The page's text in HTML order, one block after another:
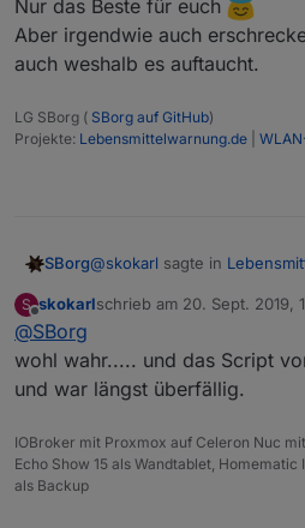
Nur das Beste für euch
Aber irgendwie auch
auch weshalb es auftaucht.
LG SBorg ( SBorg auf GitHub)
Projekte: Lebensmittelwarnung.de
SBorg@skokarl sagte in
Nur das Beste für euch
auch weshalb es auftaucht.
S
Offline
skokarlschrieb am 20. Sept. 2019,
zuletzt editiert von
@SBorg
wohl wahr..... und das Script
und war längst überfällig.
IOBroker mit Proxmox auf Celeron Nuc mit
Echo Show 15 als Wandtablet, Homematic
als Backup